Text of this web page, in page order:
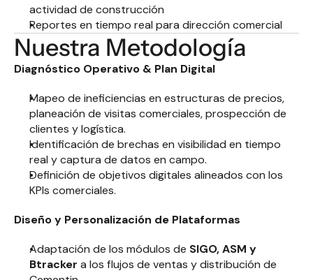
actividad de construcción
Reportes en tiempo real para dirección comercial
Nuestra Metodología
Diagnóstico Operativo & Plan Digital
Mapeo de ineficiencias en estructuras de precios,
planeación de visitas comerciales, prospección de
clientes y logística.
Identificación de brechas en visibilidad en tiempo
real y captura de datos en campo.
Definición de objetivos digitales alineados con los
KPIs comerciales.
Diseño y Personalización de Plataformas
Adaptación de los módulos de SIGO, ASM y
Btracker a los flujos de ventas y distribución de